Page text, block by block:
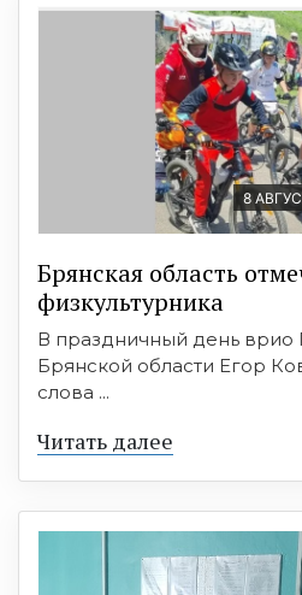
8
Брянская область
физкультурника
В праздничный день врио
Брянской области Егор
слова ...
Читать далее